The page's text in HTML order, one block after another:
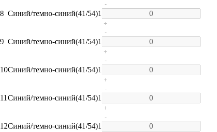
8 Синий/темно-синий(41/54)1
-
+
9 Синий/темно-синий(41/54)1
-
+
10Синий/темно-синий(41/54)1
-
+
11 Синий/темно-синий(41/54)1
-
+
12Синий/темно-синий(41/54)1
-